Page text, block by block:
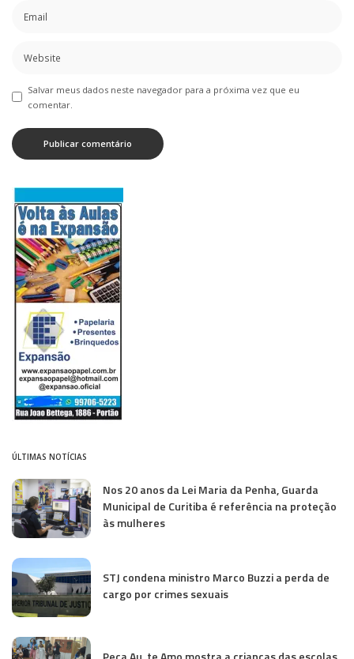
Salvar meus dados neste navegador para a próxima vez que eu
comentar.
ÚLTIMAS NOTÍCIAS
Nos 20 anos da Lei Maria da Penha, Guarda
Municipal de Curitiba é referência na proteção
às mulheres
STJ condena ministro Marco Buzzi a perda de
cargo por crimes sexuais